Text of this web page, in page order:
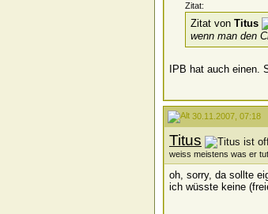
Zitat:
Zitat von Titus
wenn man den
IPB hat auch einen.
30.11.2007, 07:18
Titus
weiss meistens was er tut
oh, sorry, da sollte
ich wüsste keine